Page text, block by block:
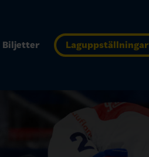
Biljetter Laguppställningar